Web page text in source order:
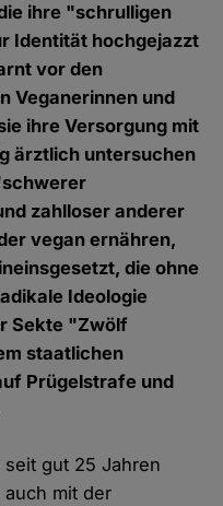
ihre "schrulligen
Identität hochgejazzt
vor den
Veganerinnen und
ihre Versorgung mit
ärztlich untersuchen
zahlloser anderer
vegan ernähren,
die ohne
Ideologie
Sekte "Zwölf
staatlichen
Prügelstrafe und
gut 25 Jahren
mit der